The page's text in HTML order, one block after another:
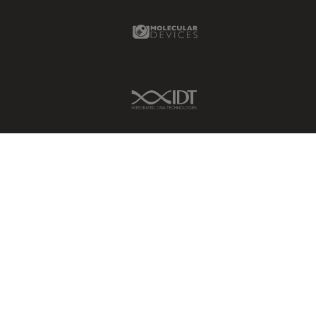
Molecular Devices Link
IDT Link